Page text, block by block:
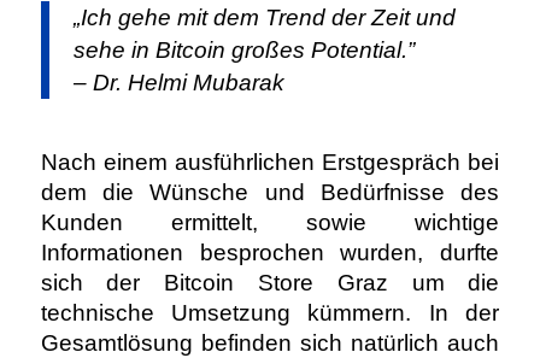
„Ich gehe mit dem Trend der Zeit und
sehe in Bitcoin großes Potential.”
– Dr. Helmi Mubarak
Nach einem ausführlichen Erstgespräch bei
dem die Wünsche und Bedürfnisse des
Kunden ermittelt, sowie wichtige
Informationen besprochen wurden, durfte
sich der Bitcoin Store Graz um die
technische Umsetzung kümmern. In der
Gesamtlösung befinden sich natürlich auch